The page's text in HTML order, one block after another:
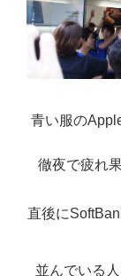
青い服の
徹夜で疲れ
直後に
並んでいる